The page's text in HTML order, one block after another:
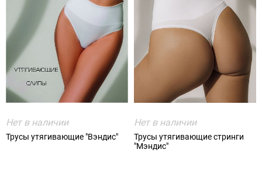
Нет в наличии
Трусы утягивающие "Вэндис"
Нет в наличии
Трусы утягивающие стринги
"Мэндис"